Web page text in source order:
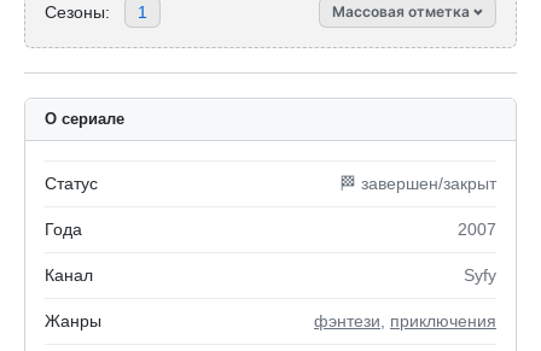
Сезоны: 1 Массовая отметка
О сериале
Статус 🏁 завершен/закрыт
Года 2007
Канал Syfy
Жанры фэнтези приключения